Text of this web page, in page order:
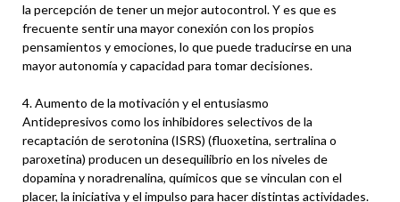
la percepción de tener un mejor autocontrol. Y es que es
frecuente sentir una mayor conexión con los propios
pensamientos y emociones, lo que puede traducirse en una
mayor autonomía y capacidad para tomar decisiones.
4. Aumento de la motivación y el entusiasmo
Antidepresivos como los inhibidores selectivos de la
recaptación de serotonina (ISRS) (fluoxetina, sertralina o
paroxetina) producen un desequilibrio en los niveles de
dopamina y noradrenalina, químicos que se vinculan con el
placer, la iniciativa y el impulso para hacer distintas actividades.